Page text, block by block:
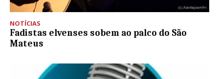
NOTÍCIAS
Fadistas elvenses sobem ao palco do São
Mateus